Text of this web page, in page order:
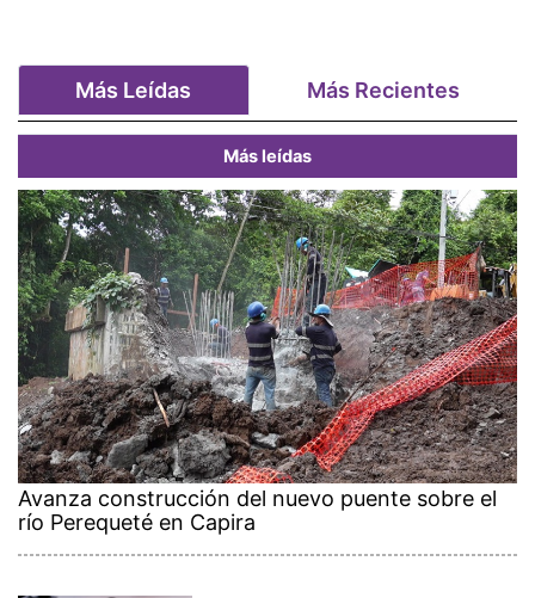
Más Leídas Más Recientes
Más leídas
Avanza construcción del nuevo puente sobre el
río Perequeté en Capira